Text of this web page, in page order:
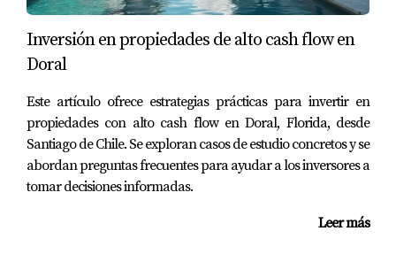
del estado de tu solicitud, pero puede tomar desde unos
meses hasta varios años.
¿Puedo usar mi propiedad como residencia
personal?
Sí, puedes vivir en la propiedad, pero asegúrate de
cumplir con todos los requisitos legales relacionados con
¿Cuál es el monto mínimo para invertir?
Inversión en propiedades de alto cash flow en
Doral
Este artículo ofrece estrategias prácticas para invertir en
propiedades con alto cash flow en Doral, Florida, desde
Santiago de Chile. Se exploran casos de estudio concretos y se
abordan preguntas frecuentes para ayudar a los inversores a
tomar decisiones informadas.
Leer más